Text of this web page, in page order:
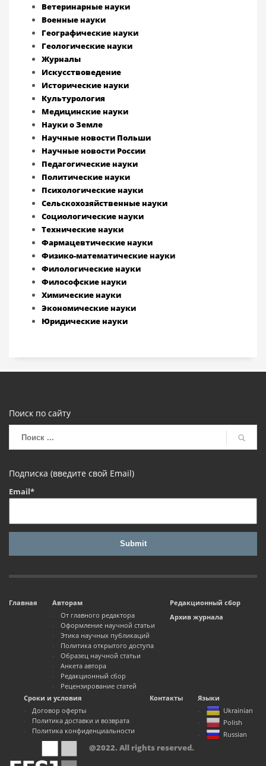
Ветеринарные науки
Военные науки
Географические науки
Геологические науки
Журналы
Искусствоведение
Исторические науки
Культурология
Медицинские науки
Науки о Земле
Научные новости Польши
Научные новости России
Педагогические науки
Политические науки
Психологические науки
Сельскохозяйственные науки
Социологические науки
Технические науки
Фармацевтические науки
Физико-математические науки
Филологические науки
Философские науки
Химические науки
Экономические науки
Юридические науки
Поиск по сайту
Подписка (введите свой Email)
Email*
Главная
Авторам
От главного редактора
Оформление научной статьи
Этика научных публикаций
Политика открытого доступа
Образец научной статьи
Анкета автора
Редакционный сбор
Рецензирование статей
Редакционный сбор
Архив журнала
Сроки и условия
Договор оферты
Политика доставки и возврата
Политика конфиденциальности
Контакты
Языки
Ukrainian
Polish
Russian
@2022. All rights reserved.